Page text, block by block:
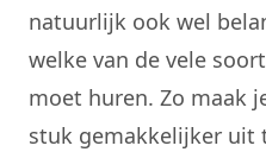
natuurlijk ook wel
welke van de vele
moet huren. Zo maak
stuk gemakkelijker uit